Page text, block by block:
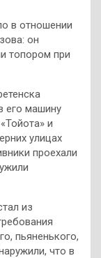
в отношении
он
топором при
его машину
и
улицах
проехали
из
пьяненького,
что в